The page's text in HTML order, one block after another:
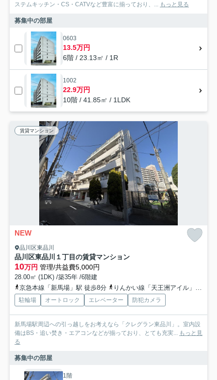
ステムキッチン・CS・CATVなど豊富に揃っており、... もっと見る
募集中の部屋
0603
13.5万円
6階 / 23.13㎡ / 1R
1002
22.9万円
10階 / 41.85㎡ / 1LDK
賃貸マンション
NEW
品川区東品川
品川区東品川１丁目の賃貸マンション
10万円 管理/共益費5,000円
28.00㎡ (1DK) /築35年 /6階建
京急本線「新馬場」駅 徒歩8分
りんかい線「天王洲アイル」駅 徒歩13分
駐輪場 オートロック エレベーター 防犯カメラ
新馬場駅周辺への引っ越しをお考えなら「クレグラン東品川」。室内設
備はBS・追い焚き・エアコンなどが揃っており、とても充実... もっと見
る
募集中の部屋
1階